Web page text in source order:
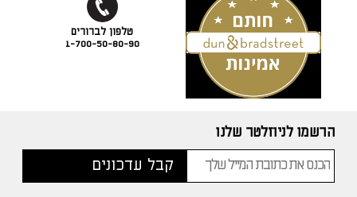
1-700-50-80-90
הרשמו לניוזלטר שלנו